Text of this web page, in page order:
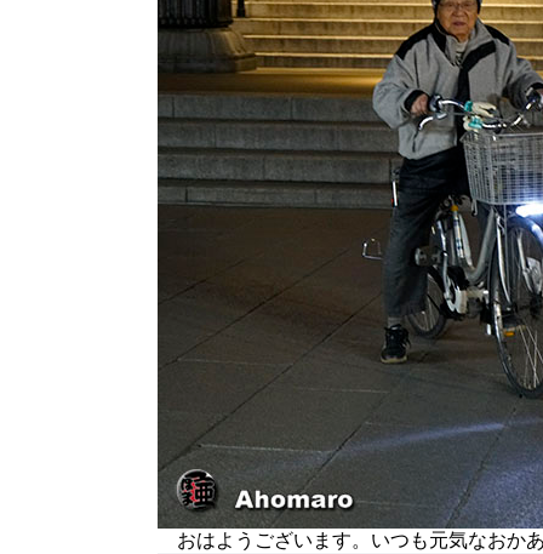
おはようございます。いつも元気なおか